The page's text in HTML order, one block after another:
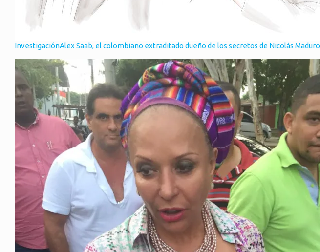
InvestigaciónAlex Saab, el colombiano extraditado dueño de los secretos de Nicolás Maduro